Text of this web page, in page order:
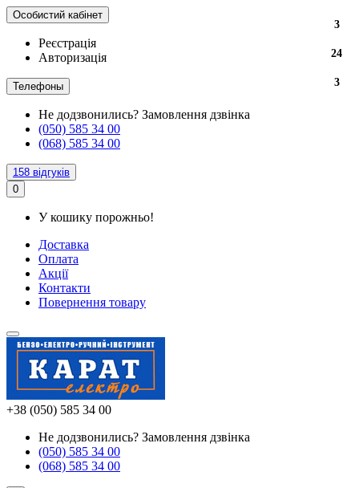
Особистий кабінет
Реєстрація
Авторизація
Телефоны
Не додзвонились? Замовлення дзвінка
(050) 585 34 00
(068) 585 34 00
158 відгуків
0
У кошику порожньо!
Доставка
Оплата
Акції
Контакти
Повернення товару
+38 (050) 585 34 00
Не додзвонились? Замовлення дзвінка
(050) 585 34 00
(068) 585 34 00
3
24
3
3
3
24
3
3
24
3
3
3
3
24
3
3
24
3